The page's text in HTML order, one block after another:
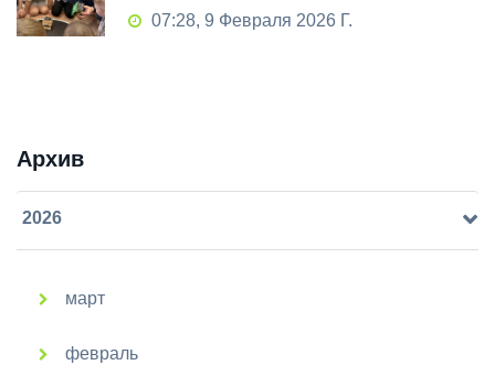
07:28, 9 Февраля 2026 Г.
Архив
2026
март
февраль